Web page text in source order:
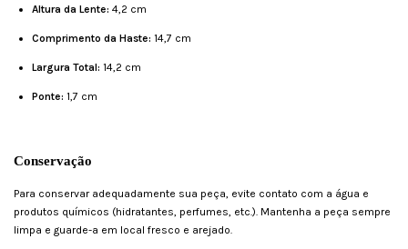
Altura da Lente: 4,2 cm
Comprimento da Haste: 14,7 cm
Largura Total: 14,2 cm
Ponte: 1,7 cm
Conservação
Para conservar adequadamente sua peça, evite contato com a água e
produtos químicos (hidratantes, perfumes, etc.). Mantenha a peça sempre
limpa e guarde-a em local fresco e arejado.